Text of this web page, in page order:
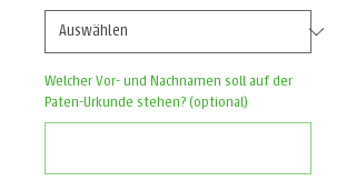
Welcher Vor- und Nachnamen soll auf der
Paten-Urkunde stehen? (optional)